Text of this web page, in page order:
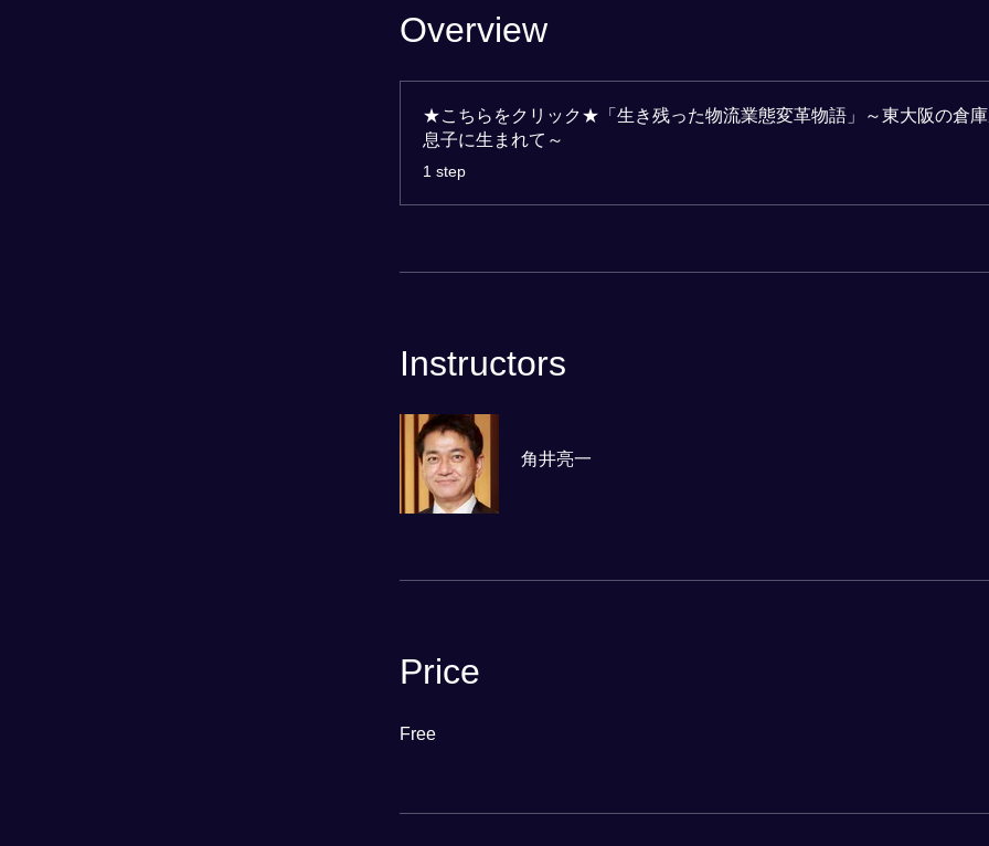
Overview
★こちらをクリック★「生き残った物流業態変革物語」～東大阪の倉
息子に生まれて～
.1 step
Instructors
角井亮一
Price
Free